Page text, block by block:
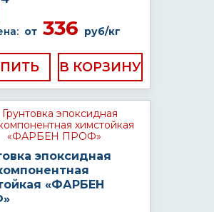
от 336 руб/кг
эпоксидная
«ФАРБЕН